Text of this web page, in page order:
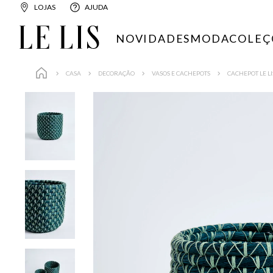
LOJAS AJUDA
NOVIDADESMODA
CASA DECORAÇÃO VASOS E CACHEPOTS CACHEPOT LE